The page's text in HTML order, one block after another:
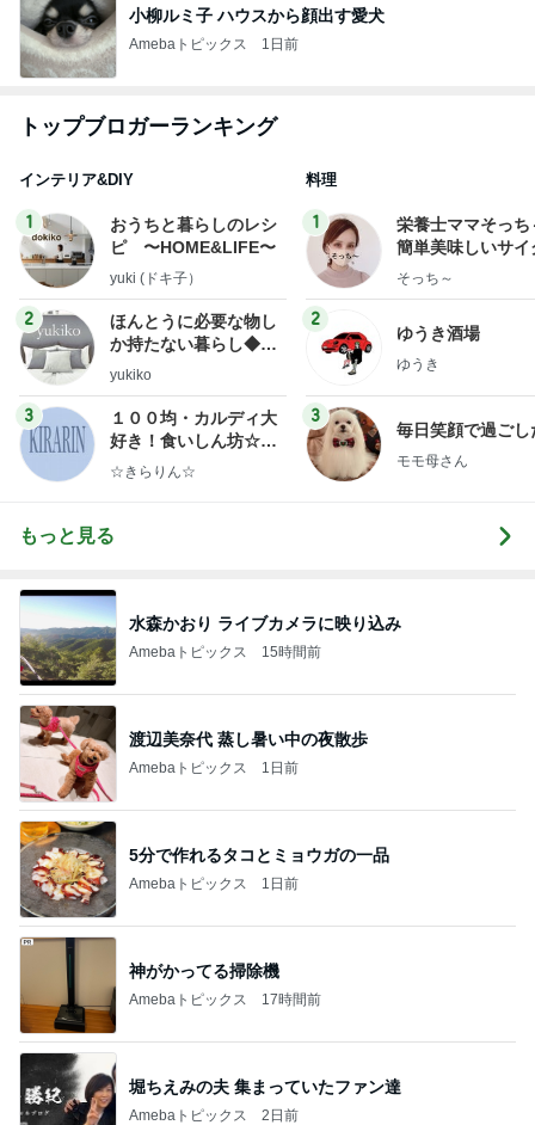
小柳ルミ子 ハウスから顔出す愛犬
Amebaトピックス 1日前
トップブロガーランキング
インテリア&DIY
1
おうちと暮らしのレシ
ピ 〜HOME&LIFE〜
yuki (ドキ子）
2
ほんとうに必要な物し
か持たない暮らし◆Ke
ep Life Simple◆〜イ
yukiko
3
１００均・カルディ大
好き！食いしん坊☆き
らりん☆のブログ
☆きらりん☆
料理
1
栄養士ママそっち
簡単美味しいサイ
献立
そっち～
2
ゆうき酒場
ゆうき
3
毎日笑顔で過ごし
モモ母さん
もっと見る
水森かおり ライブカメラに映り込み
Amebaトピックス 15時間前
渡辺美奈代 蒸し暑い中の夜散歩
Amebaトピックス 1日前
5分で作れるタコとミョウガの一品
Amebaトピックス 1日前
神がかってる掃除機
Amebaトピックス 17時間前
堀ちえみの夫 集まっていたファン達
Amebaトピックス 2日前